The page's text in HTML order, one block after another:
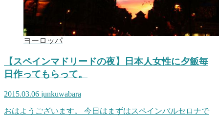
ヨーロッパ
【スペインマドリードの夜】日本人女性に夕飯毎
日作ってもらって。
2015.03.06 junkuwabara
おはようございます。 今日はまずはスペインバルセロナで